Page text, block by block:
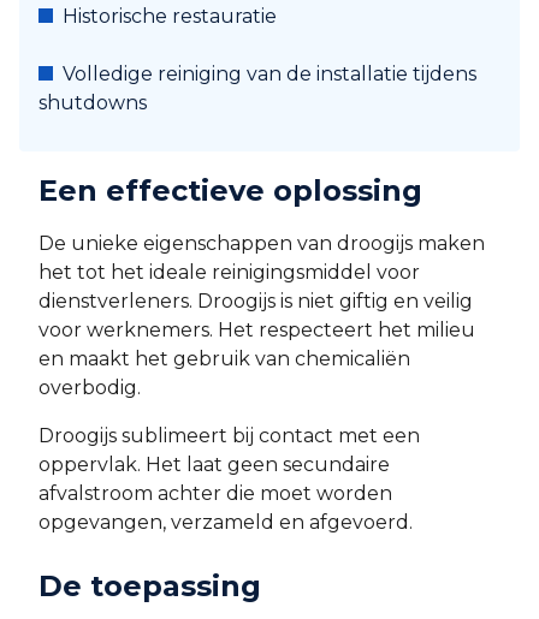
Historische restauratie
Volledige reiniging van de installatie tijdens
shutdowns
Een effectieve oplossing
De unieke eigenschappen van droogijs maken
het tot het ideale reinigingsmiddel voor
dienstverleners. Droogijs is niet giftig en veilig
voor werknemers. Het respecteert het milieu
en maakt het gebruik van chemicaliën
overbodig.
Droogijs sublimeert bij contact met een
oppervlak. Het laat geen secundaire
afvalstroom achter die moet worden
opgevangen, verzameld en afgevoerd.
De toepassing